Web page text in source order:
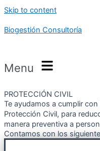
Skip to content
Biogestión Consultoría
Menu
PROTECCIÓN CIVIL
Te ayudamos a cumplir
Protección Civil, para
manera preventiva a
Contamos con los